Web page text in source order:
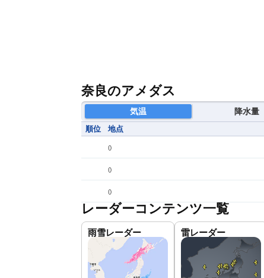
奈良のアメダス
気温 降水量
順位 地点
()
()
()
レーダーコンテンツ一覧
雨雪レーダー 雷レーダー